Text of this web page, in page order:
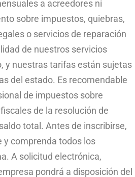
a acreedores ni
sobre impuestos, quiebras,
o servicios de reparación
de nuestros servicios
y nuestras tarifas están sujetas
del estado. Es recomendable
de impuestos sobre
de la resolución de
total. Antes de inscribirse,
comprenda todos los
A solicitud electrónica,
pondrá a disposición del